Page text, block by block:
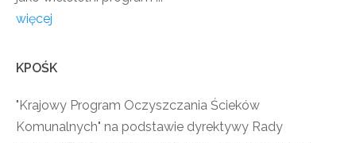
więcej
KPOŚK
"Krajowy Program Oczyszczania Ścieków
Komunalnych" na podstawie dyrektywy Rady